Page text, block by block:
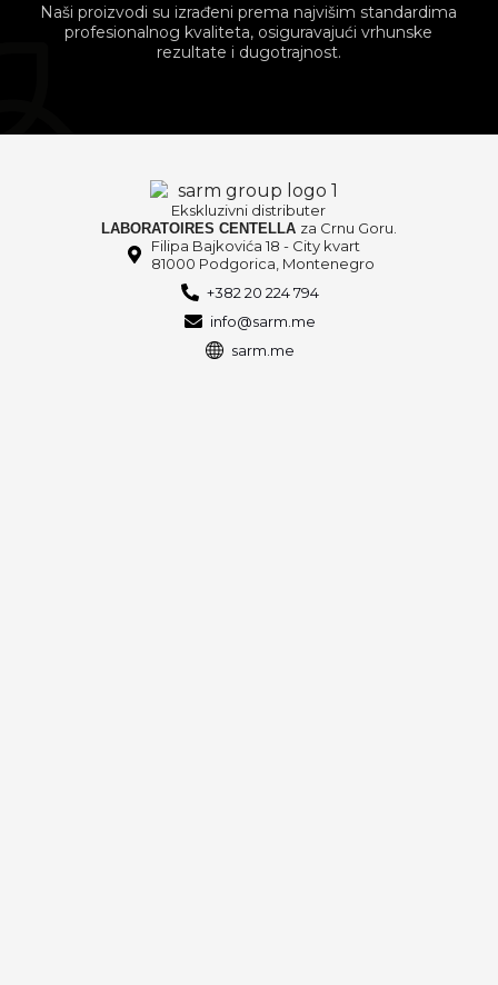
Naši proizvodi su izrađeni prema najvišim standardima
profesionalnog kvaliteta, osiguravajući vrhunske
rezultate i dugotrajnost.
Ekskluzivni distributer
LABORATOIRES CENTELLA za Crnu Goru.
Filipa Bajkovića 18 - City kvart
81000 Podgorica, Montenegro
+382 20 224 794
info@sarm.me
sarm.me